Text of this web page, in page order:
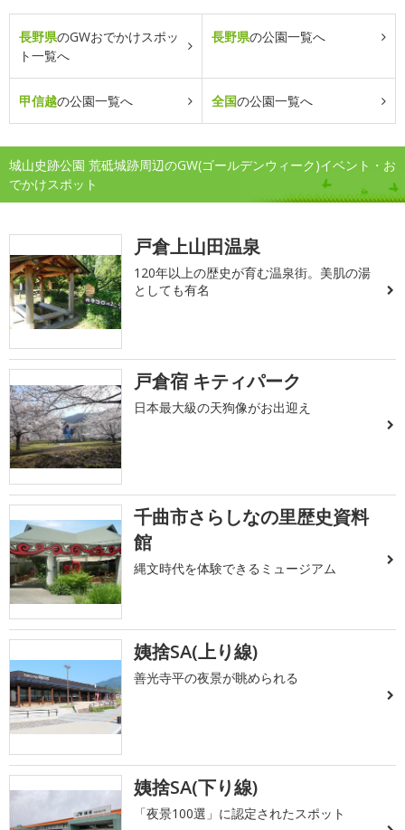
長野県のGWおでかけスポッ
ト一覧へ
長野県の公園一覧へ
甲信越の公園一覧へ 全国の公園一覧へ
城山史跡公園 荒砥城跡周辺のGW(ゴールデンウィーク)イベント・お
でかけスポット
戸倉上山田温泉
120年以上の歴史が育む温泉街。美肌の湯
としても有名
戸倉宿 キティパーク
日本最大級の天狗像がお出迎え
千曲市さらしなの里歴史資料
館
縄文時代を体験できるミュージアム
姨捨SA(上り線)
善光寺平の夜景が眺められる
姨捨SA(下り線)
「夜景100選」に認定されたスポット